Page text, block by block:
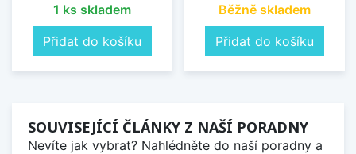
1 ks skladem
Přidat do košíku
Běžně skladem
Přidat do košíku
SOUVISEJÍCÍ ČLÁNKY Z NAŠÍ PORADNY
Nevíte jak vybrat? Nahlédněte do naší poradny a